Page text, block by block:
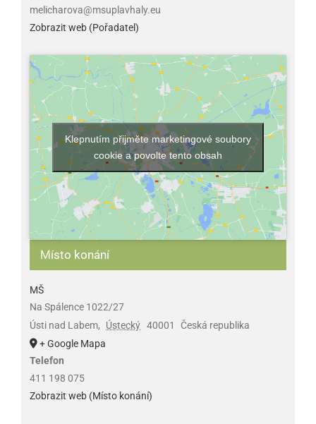
melicharova@msuplavhaly.eu
Zobrazit web (Pořadatel)
Místo konání
MŠ
Na Spálence 1022/27
Ústi nad Labem, Ústecký 40001
Česká republika
+ Google Mapa
Telefon
411 198 075
Zobrazit web (Místo konání)
Klepnutím přijměte marketingové soubory
cookie a povolte tento obsah